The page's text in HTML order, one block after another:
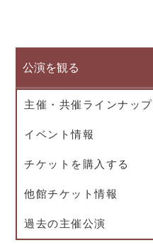
公演を観る
主催・共催ラインナップ
イベント情報
チケットを購入する
他館チケット情報
過去の主催公演